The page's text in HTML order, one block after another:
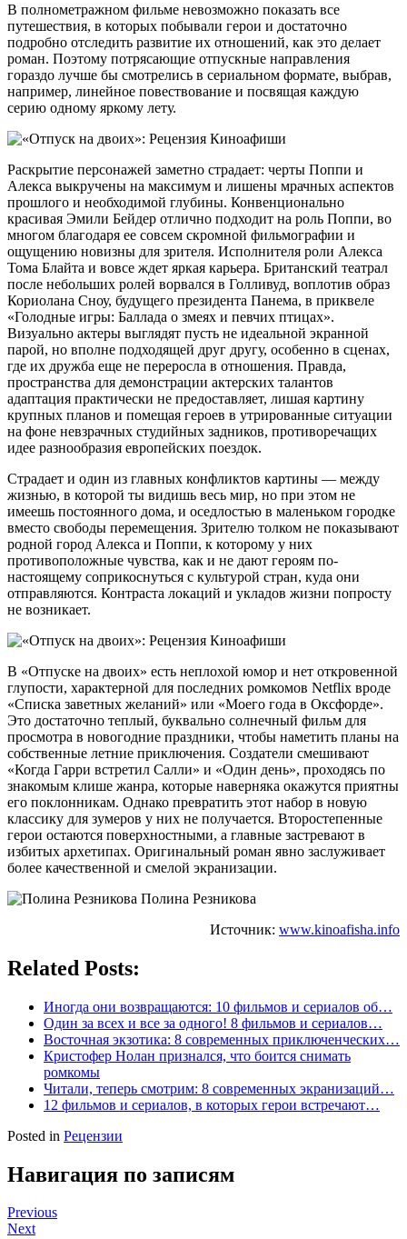
В полнометражном фильме невозможно показать все
путешествия, в которых побывали герои и достаточно
подробно отследить развитие их отношений, как это делает
роман. Поэтому потрясающие отпускные направления
гораздо лучше бы смотрелись в сериальном формате, выбрав,
например, линейное повествование и посвящая каждую
серию одному яркому лету.
Раскрытие персонажей заметно страдает: черты Поппи и
Алекса выкручены на максимум и лишены мрачных аспектов
прошлого и необходимой глубины. Конвенционально
красивая Эмили Бейдер отлично подходит на роль Поппи, во
многом благодаря ее совсем скромной фильмографии и
ощущению новизны для зрителя. Исполнителя роли Алекса
Тома Блайта и вовсе ждет яркая карьера. Британский театрал
после небольших ролей ворвался в Голливуд, воплотив образ
Кориолана Сноу, будущего президента Панема, в приквеле
«Голодные игры: Баллада о змеях и певчих птицах».
Визуально актеры выглядят пусть не идеальной экранной
парой, но вполне подходящей друг другу, особенно в сценах,
где их дружба еще не переросла в отношения. Правда,
пространства для демонстрации актерских талантов
адаптация практически не предоставляет, лишая картину
крупных планов и помещая героев в утрированные ситуации
на фоне невзрачных студийных задников, противоречащих
идее разнообразия европейских поездок.
Страдает и один из главных конфликтов картины — между
жизнью, в которой ты видишь весь мир, но при этом не
имеешь постоянного дома, и оседлостью в маленьком городке
вместо свободы перемещения. Зрителю толком не показывают
родной город Алекса и Поппи, к которому у них
противоположные чувства, как и не дают героям по-
настоящему соприкоснуться с культурой стран, куда они
отправляются. Контраста локаций и укладов жизни попросту
не возникает.
В «Отпуске на двоих» есть неплохой юмор и нет откровенной
глупости, характерной для последних ромкомов Netflix вроде
«Списка заветных желаний» или «Моего года в Оксфорде».
Это достаточно теплый, буквально солнечный фильм для
просмотра в новогодние праздники, чтобы наметить планы на
собственные летние приключения. Создатели смешивают
«Когда Гарри встретил Салли» и «Один день», проходясь по
знакомым клише жанра, которые наверняка окажутся приятны
его поклонникам. Однако превратить этот набор в новую
классику для зумеров у них не получается. Второстепенные
герои остаются поверхностными, а главные застревают в
избитых архетипах. Оригинальный роман явно заслуживает
более качественной и смелой экранизации.
Полина Резникова
Источник: www.kinoafisha.info
Related Posts:
Иногда они возвращаются: 10 фильмов и сериалов об…
Один за всех и все за одного! 8 фильмов и сериалов…
Восточная экзотика: 8 современных приключенческих…
Кристофер Нолан признался, что боится снимать
ромкомы
Читали, теперь смотрим: 8 современных экранизаций…
12 фильмов и сериалов, в которых герои встречают…
Posted in Рецензии
Навигация по записям
Previous
Next